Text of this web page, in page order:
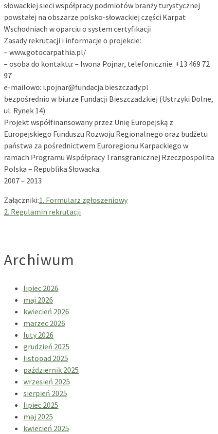
słowackiej sieci współpracy podmiotów branży turystycznej
powstałej na obszarze polsko-słowackiej części Karpat
Wschodniach w oparciu o system certyfikacji
Zasady rekrutacji i informacje o projekcie:
– www.gotocarpathia.pl/
– osoba do kontaktu: – Iwona Pojnar, telefonicznie: +13 469 72
97
e-mailowo: i.pojnar@fundacja.bieszczady.pl
bezpośrednio w biurze Fundacji Bieszczadzkiej (Ustrzyki Dolne,
ul. Rynek 14)
Projekt współfinansowany przez Unię Europejską z
Europejskiego Funduszu Rozwoju Regionalnego oraz budżetu
państwa za pośrednictwem Euroregionu Karpackiego w
ramach Programu Współpracy Transgranicznej Rzeczpospolita
Polska – Republika Słowacka
2007 – 2013
Załączniki:1. Formularz zgłoszeniowy
2. Regulamin rekrutacji
Archiwum
lipiec 2026
maj 2026
kwiecień 2026
marzec 2026
luty 2026
grudzień 2025
listopad 2025
październik 2025
wrzesień 2025
sierpień 2025
lipiec 2025
maj 2025
kwiecień 2025